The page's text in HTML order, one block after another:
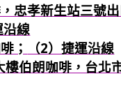
忠孝新生站三號
線
；
（2）捷運沿線
伯朗咖啡，台北